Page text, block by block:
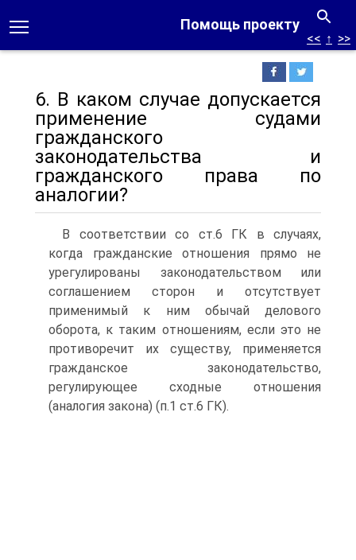
Помощь проекту
<< ↑ >>
6. В каком случае допускается
применение судами
гражданского
законодательства и
гражданского права по
аналогии?
В соответствии со ст.6 ГК в случаях,
когда гражданские отношения прямо не
урегулированы законодательством или
соглашением сторон и отсутствует
применимый к ним обычай делового
оборота, к таким отношениям, если это не
противоречит их существу, применяется
гражданское законодательство,
регулирующее сходные отношения
(аналогия закона) (п.1 ст.6 ГК).